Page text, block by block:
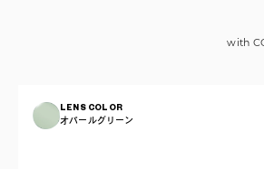
with
LENS COLOR
オパールグリーン